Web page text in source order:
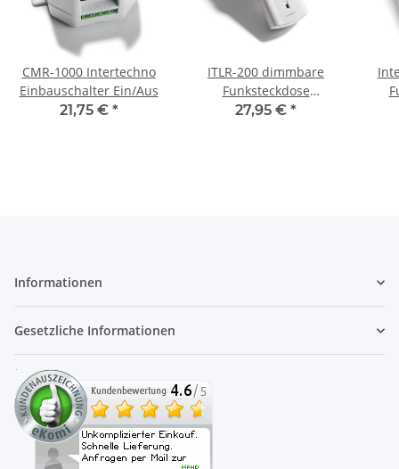
CMR-1000 Intertechno
Einbauschalter Ein/Aus
21,75 € *
ITLR-200 dimmbare
Funksteckdose
Intertechno für LED und
27,95 € *
Informationen
Gesetzliche Informationen